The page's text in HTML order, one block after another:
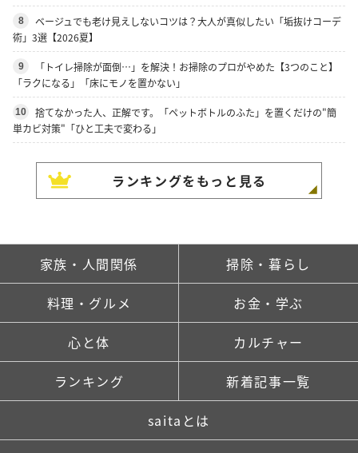
8
ベージュでも老け見えしないコツは？大人が真似したい「垢抜けコーデ
術」3選【2026夏】
9
「トイレ掃除が面倒…」を解決！お掃除のプロがやめた【3つのこと】
「ラクになる」「床にモノを置かない」
10
捨てなかった人、正解です。「ペットボトルのふた」を置くだけの"簡
単カビ対策"「ひと工夫で変わる」
ランキングをもっと見る
家族・人間関係 掃除・暮らし
料理・グルメ お金・学ぶ
心と体 カルチャー
ランキング 新着記事一覧
saitaとは